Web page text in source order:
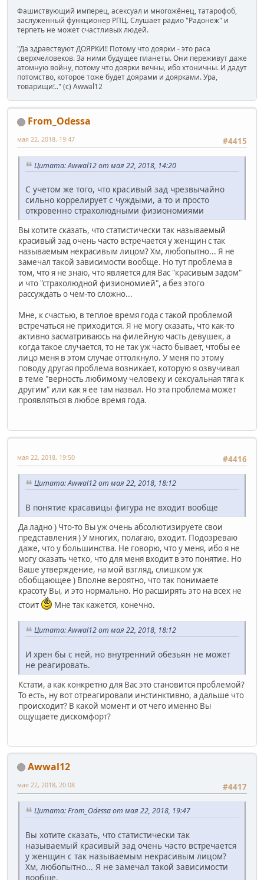
Фашиствующий имперец, асексуал и многожёнец, татарофоб,
заслуженный функционер РПЦ. Слушает радио "Радонеж" и
терпеть не может счастливых людей.
"Да здравствуют ДОЯРКИ!! Потому что доярки - это раса
сверхчеловеков. За ними будущее планеты. Они переживут даже
атомную войну, потому что доярки вечны, ибо хтоничны. И дадут
потомство, которое тоже будет доярами и доярками. Ура,
товарищи!.." (c) Awwal12
From_Odessa
#4415
мая 22, 2018, 19:47
Цитата: Awwal12 от мая 22, 2018, 14:20
С учетом же того, что красивый зад чрезвычайно
сильно коррелирует с чуждыми, а то и просто
откровенно страхолюдными физиономиями
Вы хотите сказать, что статистически так называемый
красивый зад очень часто встречается у женщин с так
называемым некрасивым лицом? Хм, любопытно... Я не
замечал такой зависимости вообще. Но тут проблема в
том, что я не знаю, что является для Вас "красивым задом"
и что "страхолюдной физиономией", а без этого
рассуждать о чем-то сложно...
Мне, к счастью, в теплое время года с такой проблемой
встречаться не приходится. Я не могу сказать, что как-то
активно засматриваюсь на филейную часть девушек, а
когда такое случается, то не так уж часто бывает, чтобы ее
лицо меня в этом случае оттолкнуло. У меня по этому
поводу другая проблема возникает, которую я озвучивал
в теме "верность любимому человеку и сексуальная тяга к
другим" или как я ее там назвал. Но эта проблема может
проявляться в любое время года.
#4416
мая 22, 2018, 19:50
Цитата: Awwal12 от мая 22, 2018, 18:12
В понятие красавицы фигура не входит вообще
Да ладно ) Что-то Вы уж очень абсолютизируете свои
представления ) У многих, полагаю, входит. Подозреваю
даже, что у большинства. Не говорю, что у меня, ибо я не
могу сказать четко, что для меня входит в это понятие. Но
Ваше утверждение, на мой взгляд, слишком уж
обобщающее ) Вполне вероятно, что так понимаете
красоту Вы, и это нормально. Но расширять это на всех не
стоит
Мне так кажется, конечно.
Цитата: Awwal12 от мая 22, 2018, 18:12
И хрен бы с ней, но внутренний обезьян не может
не реагировать.
Кстати, а как конкретно для Вас это становится проблемой?
То есть, ну вот отреагировали инстинктивно, а дальше что
происходит? В какой момент и от чего именно Вы
ощущаете дискомфорт?
Awwal12
#4417
мая 22, 2018, 20:08
Цитата: From_Odessa от мая 22, 2018, 19:47
Вы хотите сказать, что статистически так
называемый красивый зад очень часто встречается
у женщин с так называемым некрасивым лицом?
Хм, любопытно... Я не замечал такой зависимости
вообще.